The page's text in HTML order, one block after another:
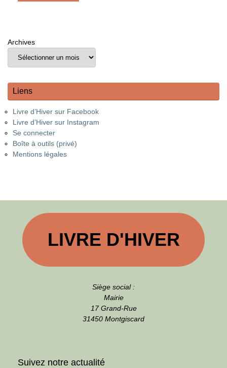
Archives
Liens
Livre d’Hiver sur Facebook
Livre d’Hiver sur Instagram
Se connecter
Boîte à outils (privé)
Mentions légales
LIVRE D'HIVER
Siège social :
Mairie
17 Grand-Rue
31450 Montgiscard
Suivez notre actualité